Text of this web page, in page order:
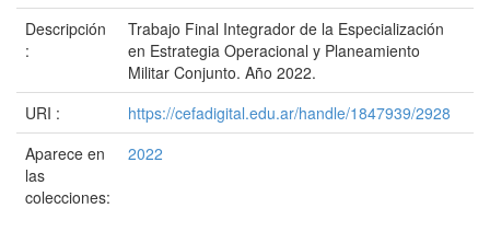
Descripción
:
Trabajo Final Integrador de la Especialización
en Estrategia Operacional y Planeamiento
Militar Conjunto. Año 2022.
URI :
https://cefadigital.edu.ar/handle/1847939/2928
Aparece en
las
colecciones:
2022